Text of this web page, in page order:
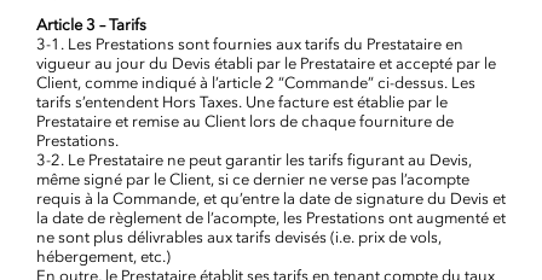
Article 3 – Tarifs
3-1. Les Prestations sont fournies aux tarifs du Prestataire en
vigueur au jour du Devis établi par le Prestataire et accepté par le
Client, comme indiqué à l’article 2 “Commande” ci-dessus. Les
tarifs s’entendent Hors Taxes. Une facture est établie par le
Prestataire et remise au Client lors de chaque fourniture de
Prestations.
3-2. Le Prestataire ne peut garantir les tarifs figurant au Devis,
même signé par le Client, si ce dernier ne verse pas l’acompte
requis à la Commande, et qu’entre la date de signature du Devis et
la date de règlement de l’acompte, les Prestations ont augmenté et
ne sont plus délivrables aux tarifs devisés (i.e. prix de vols,
hébergement, etc.)
En outre, le Prestataire établit ses tarifs en tenant compte du taux